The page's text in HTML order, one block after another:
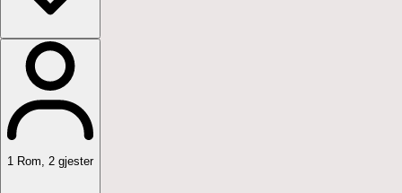
1 Rom, 2 gjester